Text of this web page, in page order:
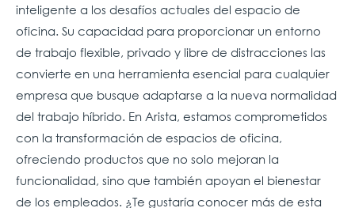
inteligente a los desafíos actuales del espacio de
oficina. Su capacidad para proporcionar un entorno
de trabajo flexible, privado y libre de distracciones las
convierte en una herramienta esencial para cualquier
empresa que busque adaptarse a la nueva normalidad
del trabajo híbrido. En Arista, estamos comprometidos
con la transformación de espacios de oficina,
ofreciendo productos que no solo mejoran la
funcionalidad, sino que también apoyan el bienestar
de los empleados. ¿Te gustaría conocer más de esta